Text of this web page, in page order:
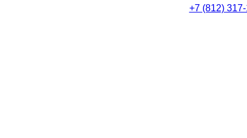
+7 (812)